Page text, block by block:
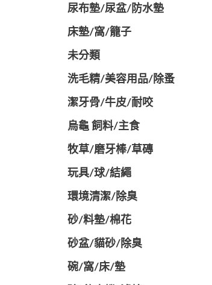
尿布墊/尿盆/防水墊
️床墊/窩/籠子
未分類
洗毛精/美容用品/除蚤
潔牙骨/牛皮/耐咬
烏龜 飼料/主食
牧草/磨牙棒/草磚
玩具/球/結繩
環境清潔/除臭
砂/料墊/棉花
砂盆/貓砂/除臭
碗/窩/床/墊